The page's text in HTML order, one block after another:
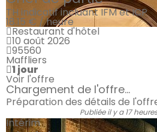
TH indicatif incluant IFM et ICP
18.15 € / heure
Restaurant d'hôtel
10 août 2026
95560
Maffliers
1 jour
Voir l'offre
Chargement de l'offre...
Préparation des détails de
Publiée il y a 17 heures
Intérim